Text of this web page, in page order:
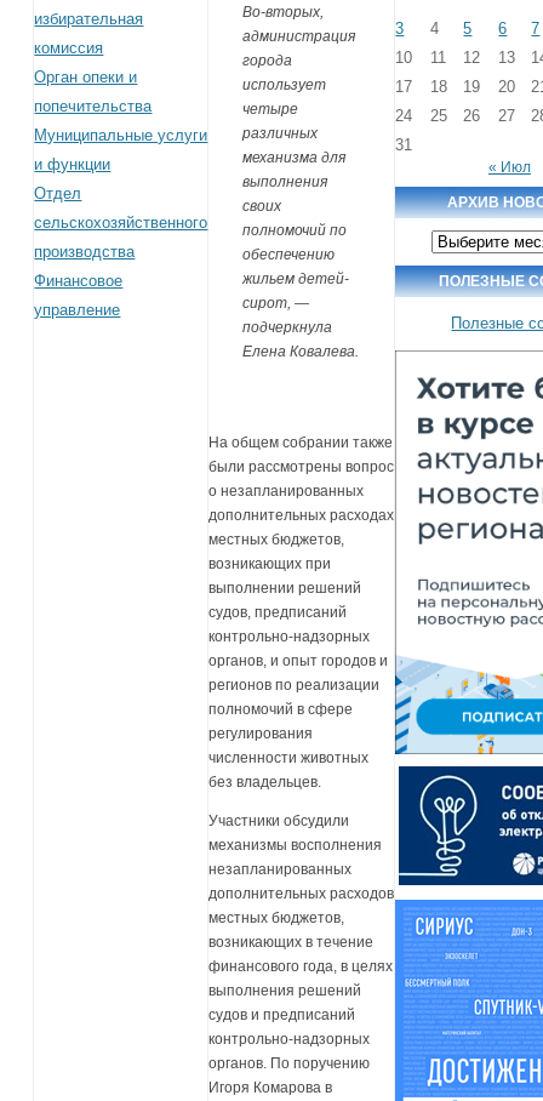
избирательная
комиссия
Орган опеки и
попечительства
Муниципальные услуги
и функции
Отдел
сельскохозяйственного
производства
Финансовое
управление
Во-вторых,
администрация
города
использует
четыре
различных
механизма для
выполнения
своих
полномочий по
обеспечению
жильем детей-
сирот, —
подчеркнула
Елена Ковалева.
На общем собрании также
были рассмотрены вопрос
о незапланированных
дополнительных расходах
местных бюджетов,
возникающих при
выполнении решений
судов, предписаний
контрольно-надзорных
органов, и опыт городов и
регионов по реализации
полномочий в сфере
регулирования
численности животных
без владельцев.
Участники обсудили
механизмы восполнения
незапланированных
дополнительных расходов
местных бюджетов,
возникающих в течение
финансового года, в целях
выполнения решений
судов и предписаний
контрольно-надзорных
органов. По поручению
Игоря Комарова в
3 4 5 6
7
10
11 12 13
17
18 19 20
24
25 26 27
31
« Июл
АРХИВ
Архив
новостей
ПОЛЕЗНЫЕ
Полезные